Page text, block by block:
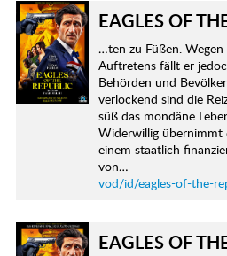
EAGLES OF
…ten zu Füßen. Wegen
Auftretens fällt er
Behörden und
verlockend sind die
süß das mondäne
Widerwillig übernimmt
einem staatlich
von…
vod/id/eagles-of-the-
EAGLES OF